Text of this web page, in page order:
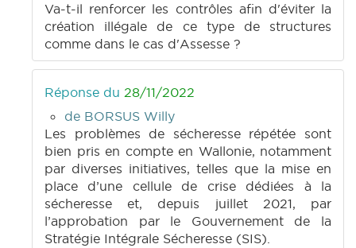
Va-t-il renforcer les contrôles afin d'éviter la
création illégale de ce type de structures
comme dans le cas d'Assesse ?
Réponse du 28/11/2022
de BORSUS Willy
Les problèmes de sécheresse répétée sont
bien pris en compte en Wallonie, notamment
par diverses initiatives, telles que la mise en
place d’une cellule de crise dédiées à la
sécheresse et, depuis juillet 2021, par
l’approbation par le Gouvernement de la
Stratégie Intégrale Sécheresse (SIS).